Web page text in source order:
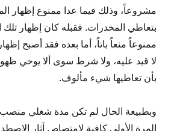
مشروعاً، وذلك فيما عدا ممنوع إظهار
بتعاطي المخدرات. فقبله كان إظهار تلك
ممنوعاً منعاً باتاً، أما بعده فقد أصبح
لا قيد عليه، ولا شرط سوى ألا يوحي
بأن تعاطيها شيء مألوف.
وبطبيعة الحال لم تكن مدة شغلي منصب
المرة الأولى كافية لامتصاص آثار